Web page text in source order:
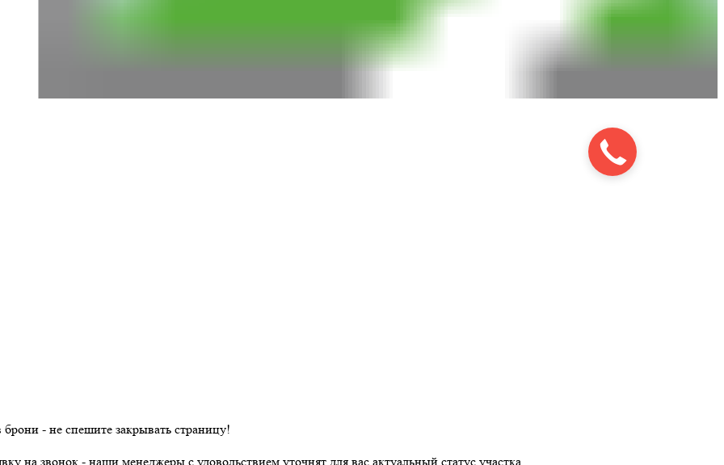
- не спешите закрывать страницу!
на звонок - наши менеджеры с удовольствием уточнят для вас актуальный статус участка.